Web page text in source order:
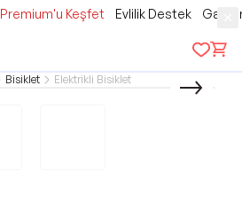
Premium'u Keşfet Evlilik Destek
Bisiklet Elektrikli Bisiklet